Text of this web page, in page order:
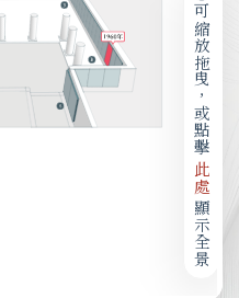
可縮放拖曳，或點擊
此處
顯示全景